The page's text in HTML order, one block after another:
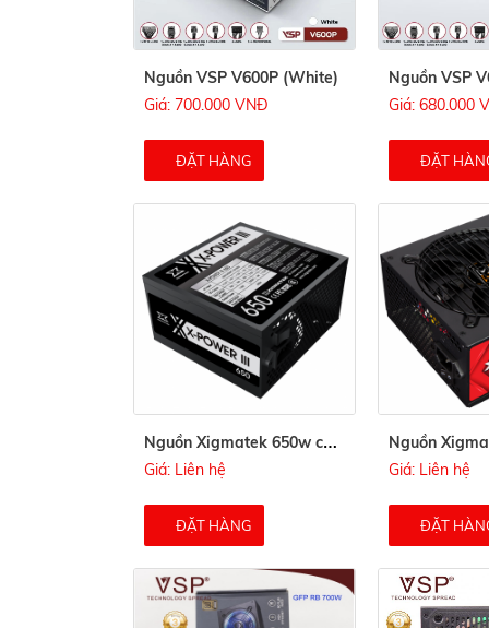
Nguồn VSP V600P (White)
Giá: 700.000 VNĐ
ĐẶT HÀNG
Nguồn VSP
Giá: 680.000
ĐẶT
N
guồn Xigmatek 650w công suất thực
Giá: Liên hệ
ĐẶT HÀNG
Giá: Liên hệ
ĐẶT